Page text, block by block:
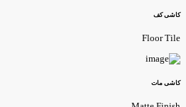
کف
Floor
مات